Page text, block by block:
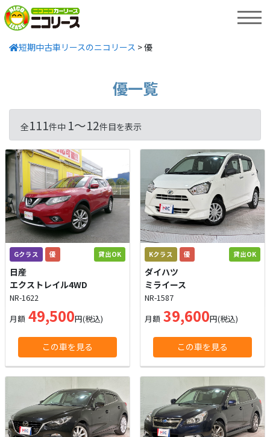
短期中古車リースのニコリース >優
優一覧
全111件中 1〜12件目を表示
Gクラス 優 貸出OK
日産
エクストレイル4WD
NR-1622
月額 49,500円(税込)
この車を見る
Kクラス 優 貸出OK
ダイハツ
ミライース
NR-1587
月額 39,600円(税込)
この車を見る